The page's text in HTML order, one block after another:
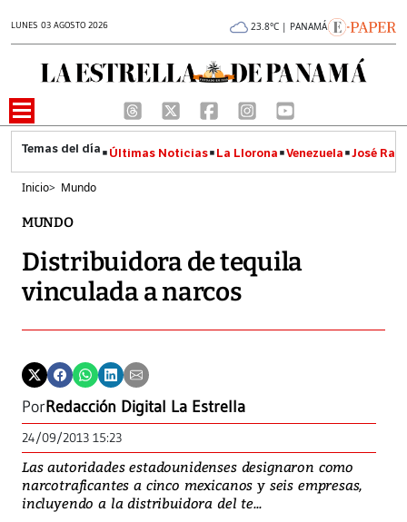
LUNES 03 AGOSTO 2026 23.8°C | PANAMÁ
Últimas Noticias La Llorona Venezuela José
Inicio> Mundo
MUNDO
Distribuidora de tequila
vinculada a narcos
PorRedacción Digital La Estrella
24/09/2013 15:23
Las autoridades estadounidenses designaron como
narcotraficantes a cinco mexicanos y seis empresas,
incluyendo a la distribuidora del te...